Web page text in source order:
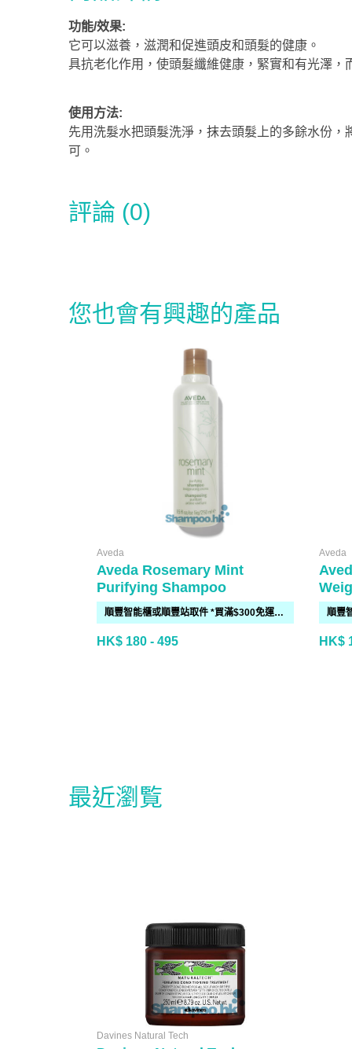
功能/效果:
它可以滋養，滋潤和促進頭皮和頭髮的健康。
具抗老化作用，使頭髮纖維健康，緊實和有光澤，
使用方法:
先用洗髮水把頭髮洗淨，抹去頭髮上的多餘水份
可。
評論 (0)
您也會有興趣的產品
Aveda
Aveda Rosemary Mint
Purifying Shampoo
順豐智能櫃或順豐站取件 *買滿$300免運費*
HK$ 180 - 495
Aveda
HK$
最近瀏覧
Davines Natural Tech